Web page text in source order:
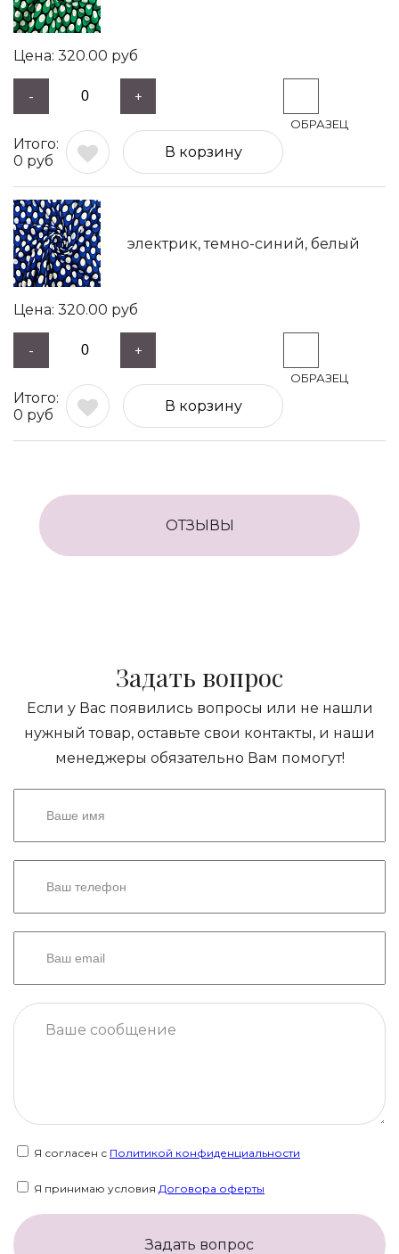
320.00 руб
- +
0 руб
В корзину
электрик, темно-синий, белый
320.00 руб
- +
0 руб
В корзину
ОТЗЫВЫ
Задать вопрос
Если у Вас появились вопросы или не нашли
нужный товар, оставьте свои контакты, и наши
менеджеры обязательно Вам помогут!
Я согласен с Политикой конфиденциальности
Я принимаю условия Договора оферты
Задать вопрос